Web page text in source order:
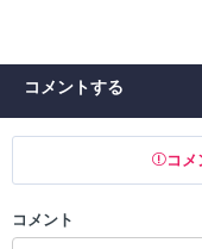
コメントする
コメ
以下の書き込みを禁止と
コメント